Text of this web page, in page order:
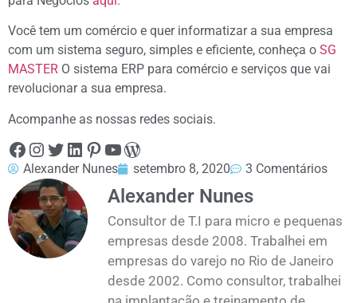
Você tem um comércio e quer informatizar a sua empresa
com um sistema seguro, simples e eficiente, conheça o SG
MASTER O sistema ERP para comércio e serviços que vai
revolucionar a sua empresa.
Acompanhe as nossas redes sociais.
Alexander Nunes setembro 8, 2020 3 Comentários
Alexander Nunes
Consultor de T.I para micro e pequenas
empresas desde 2008. Trabalhei em
empresas do varejo no Rio de Janeiro
desde 2002. Como consultor, trabalhei